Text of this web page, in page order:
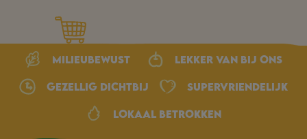
Milieubewust Lekker van bij ons
Gezellig dichtbij Supervriendelijk
Lokaal betrokken